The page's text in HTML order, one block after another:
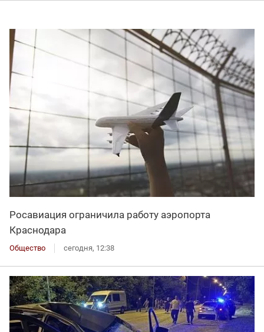
Росавиация ограничила работу аэропорта
Краснодара
Общество сегодня, 12:38